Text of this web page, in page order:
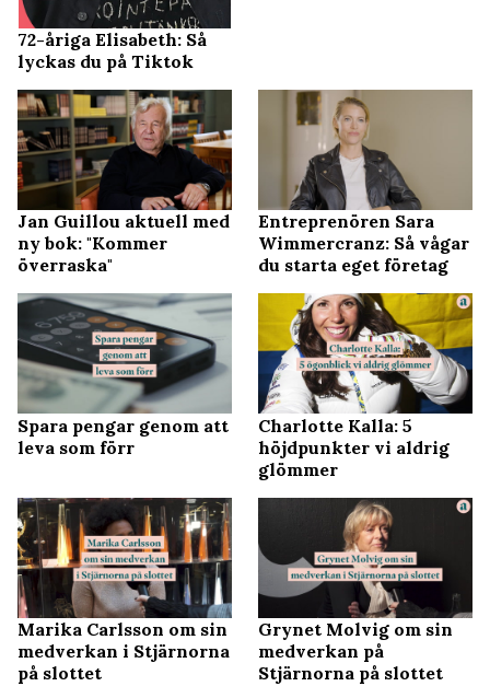
72-åriga Elisabeth: Så
lyckas du på Tiktok
Jan Guillou aktuell med
ny bok: "Kommer
överraska"
Entreprenören Sara
Wimmercranz: Så vågar
du starta eget företag
Spara pengar genom att
leva som förr
Charlotte Kalla: 5
höjdpunkter vi aldrig
glömmer
Marika Carlsson om sin
medverkan i Stjärnorna
på slottet
Grynet Molvig om sin
medverkan på
Stjärnorna på slottet